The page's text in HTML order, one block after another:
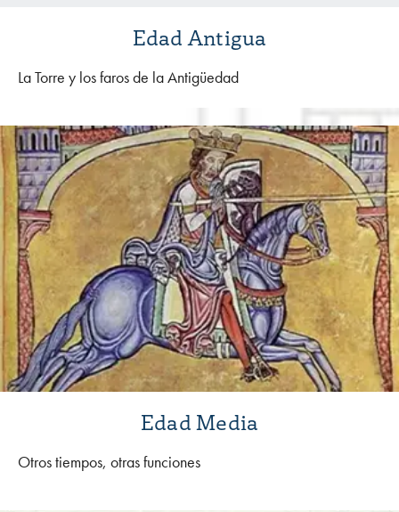
Edad Antigua
La Torre y los faros de la Antigüedad
Edad Media
Otros tiempos, otras funciones